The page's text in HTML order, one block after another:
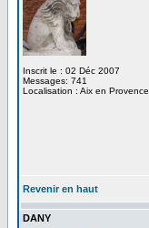
Inscrit le : 02 Déc 2007
Messages: 741
Localisation : Aix en Provence
Revenir en haut
DANY